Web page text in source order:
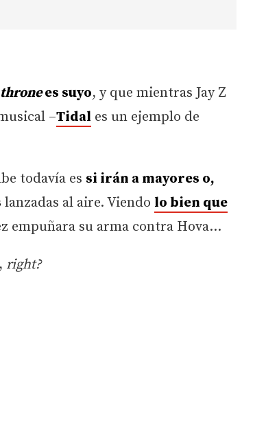
thronees suyo, y que mientras Jay Z
–Tidal es un ejemplo de
todavía es si irán a mayores o,
lanzadas al aire. Viendo lo bien que
empuñara su arma contra Hova…
right?